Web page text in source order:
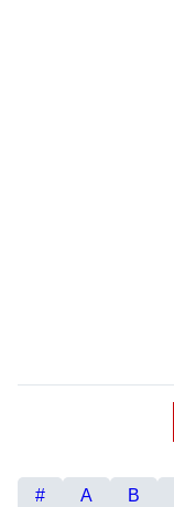
# A B